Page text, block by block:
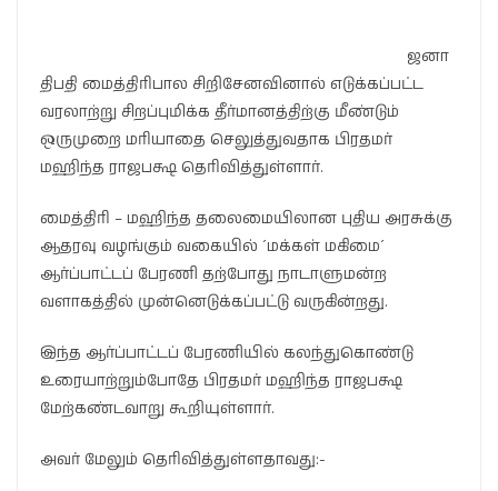
ஜனா
திபதி மைத்திரிபால சிறிசேனவினால் எடுக்கப்பட்ட
வரலாற்று சிறப்புமிக்க தீர்மானத்திற்கு மீண்டும்
ஒருமுறை மரியாதை செலுத்துவதாக பிரதமர்
மஹிந்த ராஜபக்ஷ தெரிவித்துள்ளார்.
மைத்திரி – மஹிந்த தலைமையிலான புதிய அரசுக்கு
ஆதரவு வழங்கும் வகையில் ´மக்கள் மகிமை´
ஆர்ப்பாட்டப் பேரணி தற்போது நாடாளுமன்ற
வளாகத்தில் முன்னெடுக்கப்பட்டு வருகின்றது.
இந்த ஆர்ப்பாட்டப் பேரணியில் கலந்துகொண்டு
உரையாற்றும்போதே பிரதமர் மஹிந்த ராஜபக்ஷ
மேற்கண்டவாறு கூறியுள்ளார்.
அவர் மேலும் தெரிவித்துள்ளதாவது:-